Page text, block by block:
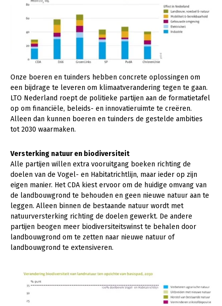
Pluimveehouderij
Schapenhouderij
Varkenshouderij
Vleesveehouderij
Paddenstoelen
Vollegrondsgroente
Webinars
LTO Nederland
Mensen
Bestuur en Directie
Medewerkers
Vakgroepbestuurders
Jaarverslag 2023
Vacatures
Pers
Onze boeren en tuinders hebben concrete oplossingen om
een bijdrage te leveren om klimaatverandering tegen te gaan.
LTO Nederland roept de politieke partijen aan de formatietafel
op om financiële, beleids- en innovatieruimte te creëren.
Alleen dan kunnen boeren en tuinders de gestelde ambities
tot 2030 waarmaken.
Versterking natuur en biodiversiteit
Alle partijen willen extra vooruitgang boeken richting de
doelen van de Vogel- en Habitatrichtlijn, maar ieder op zijn
eigen manier. Het CDA kiest ervoor om de huidige omvang van
de landbouwgrond te behouden en geen nieuwe natuur aan te
leggen. Alleen binnen de bestaande natuur wordt met
natuurversterking richting de doelen gewerkt. De andere
partijen beogen meer biodiversiteitswinst te behalen door
landbouwgrond om te zetten naar nieuwe natuur of
landbouwgrond te extensiveren.